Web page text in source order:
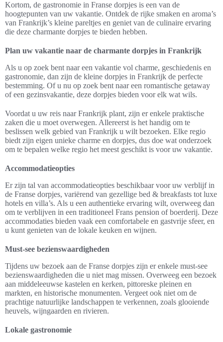
Kortom, de gastronomie in Franse dorpjes is een van de
hoogtepunten van uw vakantie. Ontdek de rijke smaken en aroma’s
van Frankrijk’s kleine pareltjes en geniet van de culinaire ervaring
die deze charmante dorpjes te bieden hebben.
Plan uw vakantie naar de charmante dorpjes in Frankrijk
Als u op zoek bent naar een vakantie vol charme, geschiedenis en
gastronomie, dan zijn de kleine dorpjes in Frankrijk de perfecte
bestemming. Of u nu op zoek bent naar een romantische getaway
of een gezinsvakantie, deze dorpjes bieden voor elk wat wils.
Voordat u uw reis naar Frankrijk plant, zijn er enkele praktische
zaken die u moet overwegen. Allereerst is het handig om te
beslissen welk gebied van Frankrijk u wilt bezoeken. Elke regio
biedt zijn eigen unieke charme en dorpjes, dus doe wat onderzoek
om te bepalen welke regio het meest geschikt is voor uw vakantie.
Accommodatieopties
Er zijn tal van accommodatieopties beschikbaar voor uw verblijf in
de Franse dorpjes, variërend van gezellige bed & breakfasts tot luxe
hotels en villa’s. Als u een authentieke ervaring wilt, overweeg dan
om te verblijven in een traditioneel Frans pension of boerderij. Deze
accommodaties bieden vaak een comfortabele en gastvrije sfeer, en
u kunt genieten van de lokale keuken en wijnen.
Must-see bezienswaardigheden
Tijdens uw bezoek aan de Franse dorpjes zijn er enkele must-see
bezienswaardigheden die u niet mag missen. Overweeg een bezoek
aan middeleeuwse kastelen en kerken, pittoreske pleinen en
markten, en historische monumenten. Vergeet ook niet om de
prachtige natuurlijke landschappen te verkennen, zoals glooiende
heuvels, wijngaarden en rivieren.
Lokale gastronomie